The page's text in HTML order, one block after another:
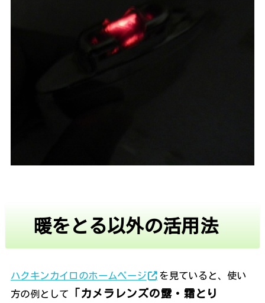
暖をとる以外の活用法
ハクキンカイロのホームページ
を見ていると、使い
方の例として
「カメラレンズの露・霜とり